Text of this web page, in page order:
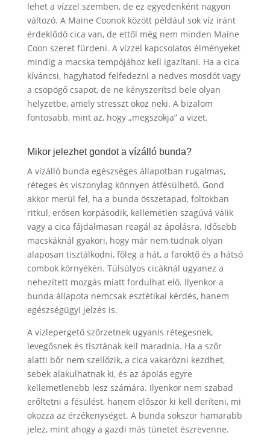
lehet a vízzel szemben, de ez egyedenként nagyon
változó. A Maine Coonok között például sok víz iránt
érdeklődő cica van, de ettől még nem minden Maine
Coon szeret fürdeni. A vízzel kapcsolatos élményeket
mindig a macska tempójához kell igazítani. Ha a cica
kíváncsi, hagyhatod felfedezni a nedves mosdót vagy
a csöpögő csapot, de ne kényszerítsd bele olyan
helyzetbe, amely stresszt okoz neki. A bizalom
fontosabb, mint az, hogy „megszokja” a vizet.
Mikor jelezhet gondot a vízálló bunda?
A vízálló bunda egészséges állapotban rugalmas,
réteges és viszonylag könnyen átfésülhető. Gond
akkor merül fel, ha a bunda összetapad, foltokban
ritkul, erősen korpásodik, kellemetlen szagúvá válik
vagy a cica fájdalmasan reagál az ápolásra. Idősebb
macskáknál gyakori, hogy már nem tudnak olyan
alaposan tisztálkodni, főleg a hát, a faroktő és a hátsó
combok környékén. Túlsúlyos cicáknál ugyanez a
nehezített mozgás miatt fordulhat elő. Ilyenkor a
bunda állapota nemcsak esztétikai kérdés, hanem
egészségügyi jelzés is.
A vízlepergető szőrzetnek ugyanis rétegesnek,
levegősnek és tisztának kell maradnia. Ha a szőr
alatti bőr nem szellőzik, a cica vakarózni kezdhet,
sebek alakulhatnak ki, és az ápolás egyre
kellemetlenebb lesz számára. Ilyenkor nem szabad
erőltetni a fésülést, hanem először ki kell deríteni, mi
okozza az érzékenységet. A bunda sokszor hamarabb
jelez, mint ahogy a gazdi más tünetet észrevenne.